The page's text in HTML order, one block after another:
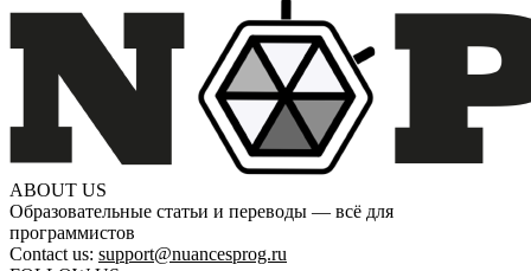
ABOUT US
Образовательные статьи и переводы — всё для
программистов
Contact us: support@nuancesprog.ru